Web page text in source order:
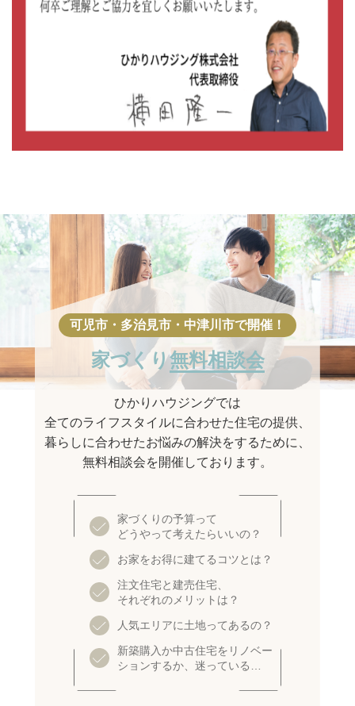
家づくり無料相談会
ひかりハウジングでは
全てのライフスタイルに合わせた住宅の提供、
暮らしに合わせたお悩みの解決をするために、
無料相談会を開催しております。
家づくりの予算って
どうやって考えたらいいの？
お家をお得に建てるコツとは？
注文住宅と建売住宅、
それぞれのメリットは？
人気エリアに土地ってあるの？
新築購入か中古住宅をリノベー
ションするか、迷っている…